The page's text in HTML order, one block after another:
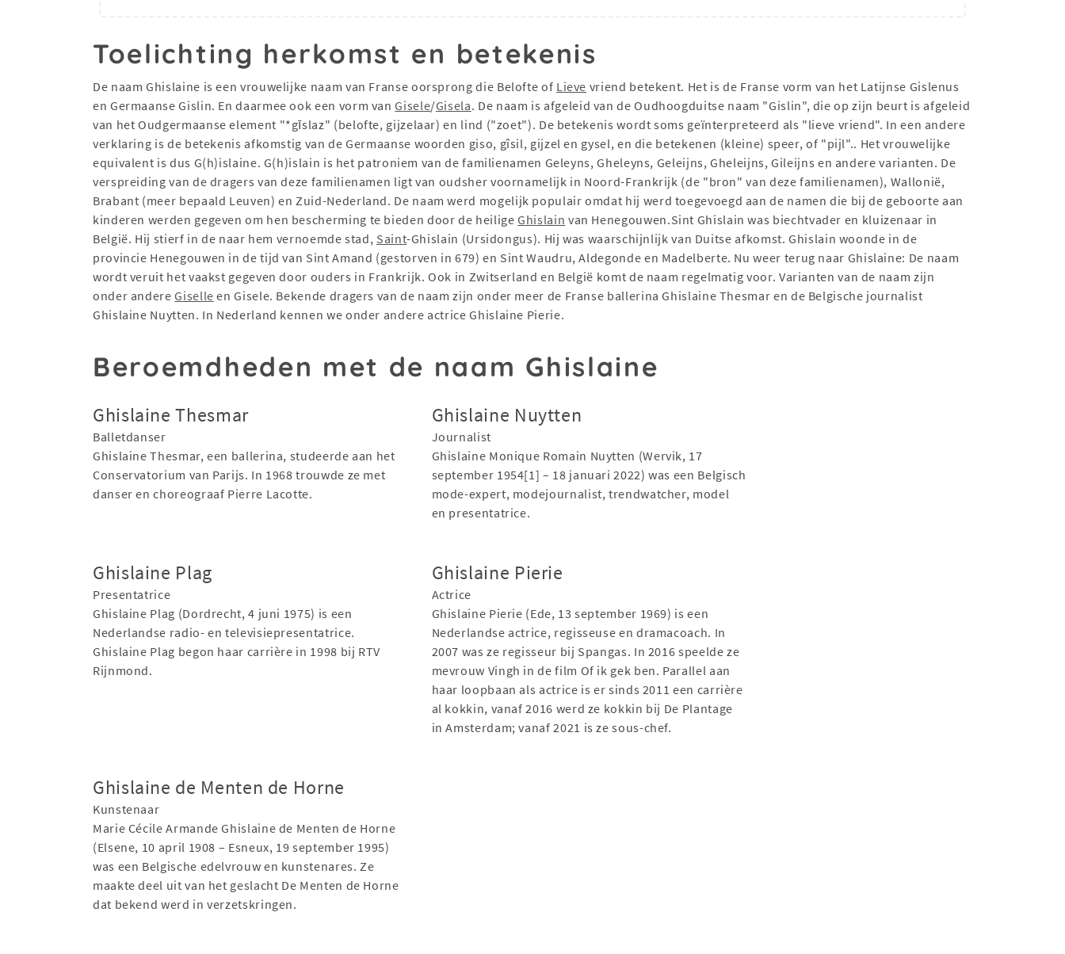
Toelichting herkomst en betekenis
De naam Ghislaine is een vrouwelijke naam van Franse oorsprong die Belofte of Lieve vriend betekent. Het is de Franse vorm van het Latijnse Gislenus
en Germaanse Gislin. En daarmee ook een vorm vanGisele/Gisela. De naam is afgeleid van de Oudhoogduitse naam "Gislin", die op zijn beurt is afgeleid
van het Oudgermaanse element "*gīslaz" (belofte, gijzelaar) en lind ("zoet"). De betekenis wordt soms geïnterpreteerd als "lieve vriend". In een andere
verklaring is de betekenis afkomstig van de Germaanse woorden giso, gîsil, gijzel en gysel, en die betekenen (kleine) speer, of "pijl".. Het vrouwelijke
equivalent is dus G(h)islaine. G(h)islain is het patroniem van de familienamen Geleyns, Gheleyns, Geleijns, Gheleijns, Gileijns en andere varianten. De
verspreiding van de dragers van deze familienamen ligt van oudsher voornamelijk in Noord-Frankrijk (de "bron" van deze familienamen), Wallonië,
Brabant (meer bepaald Leuven) en Zuid-Nederland. De naam werd mogelijk populair omdat hij werd toegevoegd aan de namen die bij de geboorte aan
kinderen werden gegeven om hen bescherming te bieden door de heiligeGhislain van Henegouwen.Sint Ghislain was biechtvader en kluizenaar in
België. Hij stierf in de naar hem vernoemde stad, Saint-Ghislain (Ursidongus). Hij was waarschijnlijk van Duitse afkomst. Ghislain woonde in de
provincie Henegouwen in de tijd van Sint Amand (gestorven in 679) en Sint Waudru, Aldegonde en Madelberte. Nu weer terug naar Ghislaine: De naam
wordt veruit het vaakst gegeven door ouders in Frankrijk. Ook in Zwitserland en België komt de naam regelmatig voor. Varianten van de naam zijn
onder andereGiselle en Gisele. Bekende dragers van de naam zijn onder meer de Franse ballerina Ghislaine Thesmar en de Belgische journalist
Ghislaine Nuytten. In Nederland kennen we onder andere actrice Ghislaine Pierie.
Beroemdheden met de naam Ghislaine
Ghislaine Thesmar
Balletdanser
Ghislaine Thesmar, een ballerina, studeerde aan het
Conservatorium van Parijs. In 1968 trouwde ze met
danser en choreograaf Pierre Lacotte.
Ghislaine Nuytten
Journalist
Ghislaine Monique Romain Nuytten (Wervik, 17
september 1954[1] – 18 januari 2022) was een Belgisch
mode-expert, modejournalist, trendwatcher, model
en presentatrice.
Ghislaine Plag
Presentatrice
Ghislaine Plag (Dordrecht, 4 juni 1975) is een
Nederlandse radio- en televisiepresentatrice.
Ghislaine Plag begon haar carrière in 1998 bij RTV
Rijnmond.
Ghislaine Pierie
Actrice
Ghislaine Pierie (Ede, 13 september 1969) is een
Nederlandse actrice, regisseuse en dramacoach. In
2007 was ze regisseur bij Spangas. In 2016 speelde ze
mevrouw Vingh in de film Of ik gek ben. Parallel aan
haar loopbaan als actrice is er sinds 2011 een carrière
al kokkin, vanaf 2016 werd ze kokkin bij De Plantage
in Amsterdam; vanaf 2021 is ze sous-chef.
Ghislaine de Menten de Horne
Kunstenaar
Marie Cécile Armande Ghislaine de Menten de Horne
(Elsene, 10 april 1908 – Esneux, 19 september 1995)
was een Belgische edelvrouw en kunstenares. Ze
maakte deel uit van het geslacht De Menten de Horne
dat bekend werd in verzetskringen.